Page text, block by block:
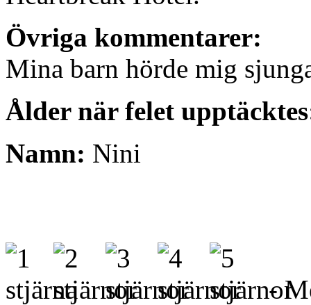
Övriga kommentarer:
Mina barn hörde mig
Ålder när felet
Namn: Nini
-